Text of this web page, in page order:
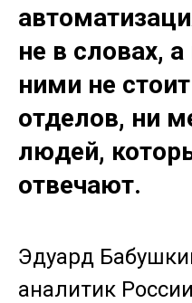
не в словах,
ними не
отделов, ни
людей,
отвечают.
Эдуард
аналитик